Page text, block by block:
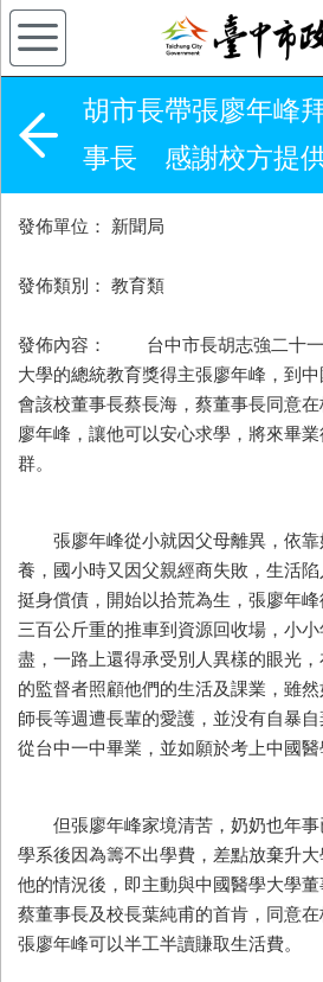
胡市長帶張廖年峰
事長 感謝校方提
發佈單位： 新聞局
發佈類別： 教育類
發佈內容： 台中市長胡志強二十一
大學的總統教育獎得主張廖年峰，到
會該校董事長蔡長海，蔡董事長同意
廖年峰，讓他可以安心求學，將來畢
群。
張廖年峰從小就因父母離異，依靠
養，國小時又因父親經商失敗，生活
挺身償債，開始以拾荒為生，張廖年
三百公斤重的推車到資源回收場，小
盡，一路上還得承受別人異樣的眼光
的監督者照顧他們的生活及課業，雖
師長等週遭長輩的愛護，並没有自暴
從台中一中畢業，並如願於考上中國醫
但張廖年峰家境清苦，奶奶也年事
學系後因為籌不出學費，差點放棄升
他的情況後，即主動與中國醫學大學
蔡董事長及校長葉純甫的首肯，同意
張廖年峰可以半工半讀賺取生活費。